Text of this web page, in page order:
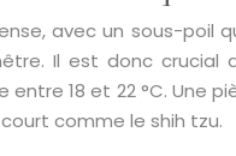
avec un sous-poil
Il est donc crucial
18 et 22 °C. Une
comme le shih tzu.